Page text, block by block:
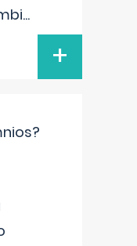
...
+